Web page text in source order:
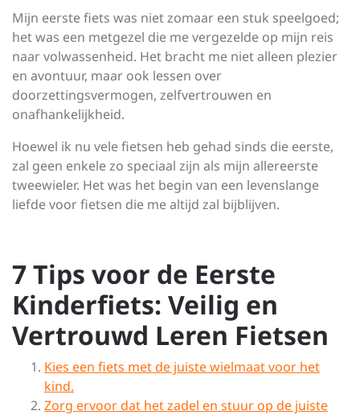
Mijn eerste fiets was niet zomaar een stuk speelgoed;
het was een metgezel die me vergezelde op mijn reis
naar volwassenheid. Het bracht me niet alleen plezier
en avontuur, maar ook lessen over
doorzettingsvermogen, zelfvertrouwen en
onafhankelijkheid.
Hoewel ik nu vele fietsen heb gehad sinds die eerste,
zal geen enkele zo speciaal zijn als mijn allereerste
tweewieler. Het was het begin van een levenslange
liefde voor fietsen die me altijd zal bijblijven.
7 Tips voor de Eerste
Kinderfiets: Veilig en
Vertrouwd Leren Fietsen
Kies een fiets met de juiste wielmaat voor het
kind.
Zorg ervoor dat het zadel en stuur op de juiste